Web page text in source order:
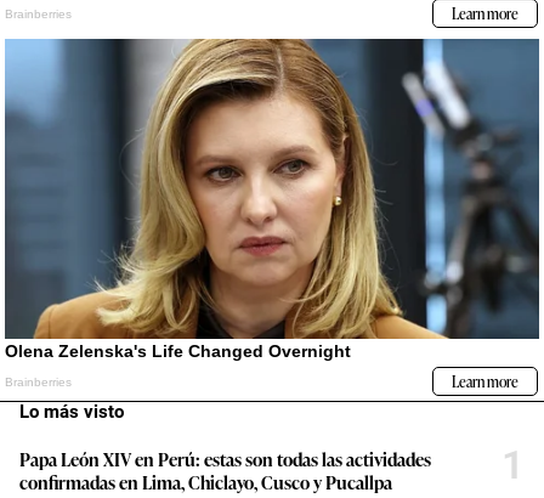
Lo más visto
Papa León XIV en Perú: estas son todas las actividades
confirmadas en Lima, Chiclayo, Cusco y Pucallpa
1